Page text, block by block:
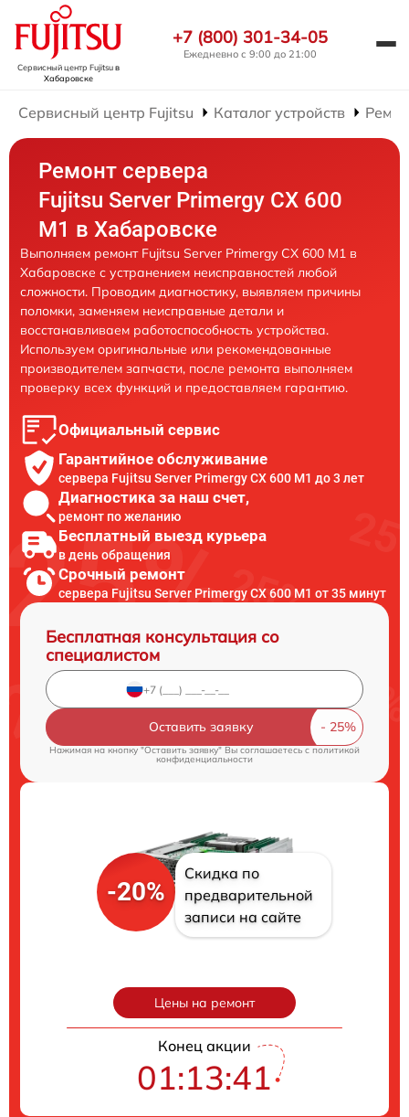
Сервисный центр Fujitsuв
Хабаровске
+7 (800) 301-34-05
Ежедневно с 9:00 до 21:00
Сервисный центр Fujitsu Каталог устройств
Ремонт сервера
Fujitsu Server Primergy CX 600
M1 в Хабаровске
Выполняем ремонт Fujitsu Server Primergy CX 600 M1 в
Хабаровске с устранением неисправностей любой
сложности. Проводим диагностику, выявляем причины
поломки, заменяем неисправные детали и
восстанавливаем работоспособность устройства.
Используем оригинальные или рекомендованные
производителем запчасти, после ремонта выполняем
проверку всех функций и предоставляем гарантию.
Официальный сервис
Гарантийное обслуживание
сервера Fujitsu Server Primergy CX 600 M1 до 3 лет
Диагностика за наш счет,
ремонт по желанию
Бесплатный выезд курьера
в день обращения
Срочный ремонт
сервера Fujitsu Server Primergy CX 600 M1 от 35 минут
Бесплатная консультация со
специалистом
Оставить заявку
Нажимая на кнопку "Оставить заявку" Вы соглашаетесь cполитикой
конфиденциальности
-20%
Скидка по
предварительной
записи на сайте
Цены на ремонт
Конец акции
01:13:40